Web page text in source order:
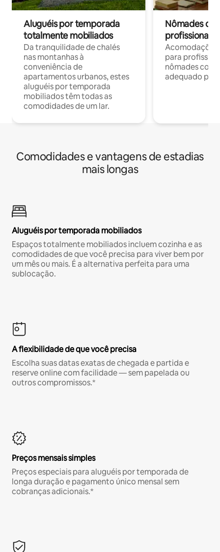
Aluguéis por temporada
totalmente mobiliados
Da tranquilidade de chalés
nas montanhas à
conveniência de
apartamentos urbanos, estes
aluguéis por temporada
mobiliados têm todas as
comodidades de um lar.
Nômades
profissionais
para
nômades com
adequado
Comodidades e vantagens de estadias
mais longas
Aluguéis por temporada mobiliados
Espaços totalmente mobiliados incluem cozinha e as
comodidades de que você precisa para viver bem por
um mês ou mais. É a alternativa perfeita para uma
sublocação.
A flexibilidade de que você precisa
Escolha suas datas exatas de chegada e partida e
reserve online com facilidade — sem papelada ou
outros compromissos.*
Preços mensais simples
Preços especiais para aluguéis por temporada de
longa duração e pagamento único mensal sem
cobranças adicionais.*